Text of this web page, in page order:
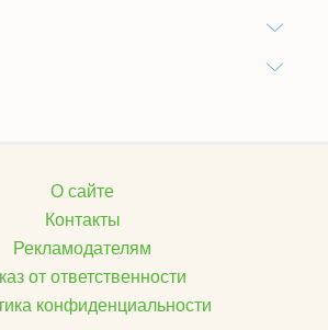
О сайте
Контакты
Рекламодателям
от ответственности
конфиденциальности